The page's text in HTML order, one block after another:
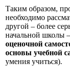
Таким образом,
необходимо
другой – более
начальной школы
оценочной
основы учебной
умения учиться).